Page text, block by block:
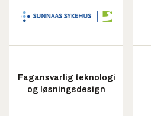
Fagansvarlig teknologi
og løsningsdesign